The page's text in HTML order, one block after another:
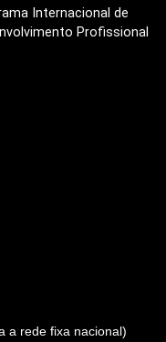
Internacional de
Profissional
a rede fixa nacional)